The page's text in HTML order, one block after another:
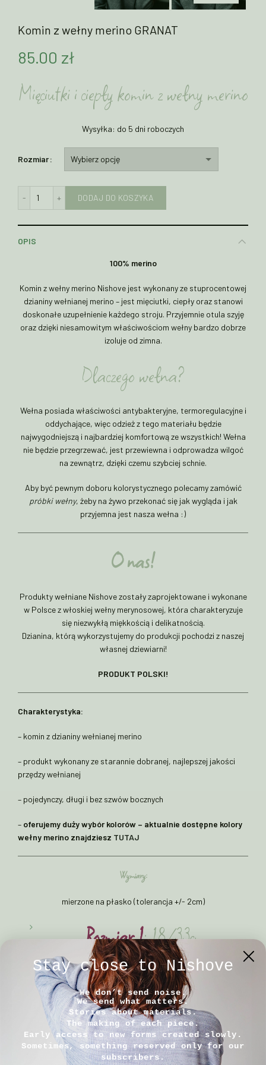
Komin z wełny merino GRANAT
85.00 zł
Mięciutki i ciepły komin z wełny merino
Wysyłka: do 5 dni roboczych
Rozmiar
DODAJ DO KOSZYKA
OPIS
100% merino
Komin z wełny merino Nishove jest wykonany ze stuprocentowej
dzianiny wełnianej merino – jest mięciutki, ciepły oraz stanowi
doskonałe uzupełnienie każdego stroju. Przyjemnie otula szyję
oraz dzięki niesamowitym właściwościom wełny bardzo dobrze
izoluje od zimna.
Dlaczego wełna?
Wełna posiada właściwości antybakteryjne, termoregulacyjne i
oddychające, więc odzież z tego materiału będzie
najwygodniejszą i najbardziej komfortową ze wszystkich! Wełna
nie będzie przegrzewać, jest przewiewna i odprowadza wilgoć
na zewnątrz, dzięki czemu szybciej schnie.
Aby być pewnym doboru kolorystycznego polecamy zamówić
próbki wełny, żeby na żywo przekonać się jak wygląda i jak
przyjemna jest nasza wełna :)
O nas!
Produkty wełniane Nishove zostały zaprojektowane i wykonane
w Polsce z włoskiej wełny merynosowej, która charakteryzuje
się niezwykłą miękkością i delikatnością.
Dzianina, którą wykorzystujemy do produkcji pochodzi z naszej
własnej dziewiarni!
PRODUKT POLSKI!
Charakterystyka:
– komin z dzianiny wełnianej merino
– produkt wykonany ze starannie dobranej, najlepszej jakości
przędzy wełnianej
– pojedynczy, długi i bez szwów bocznych
– oferujemy duży wybór kolorów – aktualnie dostępne kolory
wełny merino znajdziesz TUTAJ
Wymiary:
mierzone na płasko (tolerancja +/- 2cm)
Rozmiar 1: 18/33cm
Rozmiar 2: 24/43cm
Rozmiar 3: 28/43cm
Sposób pielęgnacji:
Stay close to Nishove
We don’t send noise.
We send what matters.
Stories about materials.
The making of each piece.
Early access to new forms created slowly.
Sometimes, something reserved only for our
subscribers.